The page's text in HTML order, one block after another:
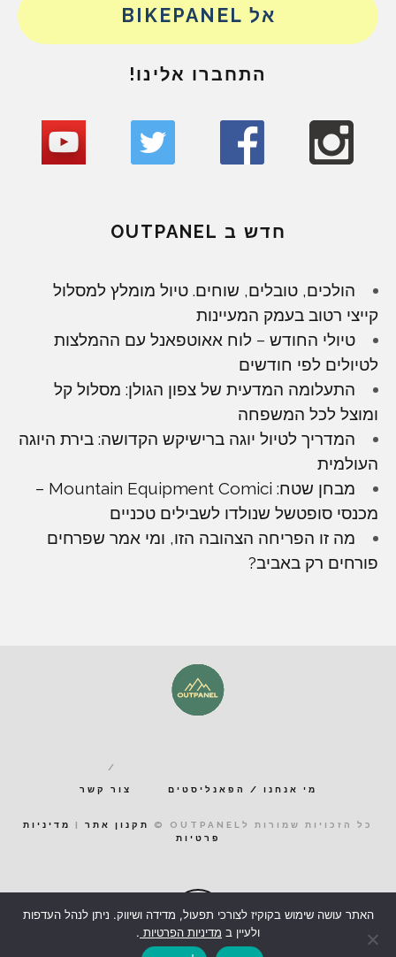
אל BIKEPANEL
התחברו אלינו!
חדש ב OUTPANEL
הולכים, טובלים, שוחים. טיול מומלץ למסלול
קייצי רטוב בעמק המעיינות
טיולי החודש – לוח אאוטפאנל עם ההמלצות
לטיולים לפי חודשים
התעלומה המדעית של צפון הגולן: מסלול קל
ומוצל לכל המשפחה
המדריך לטיול יוגה ברישיקש הקדושה: בירת היוגה
העולמית
מבחן שטח: Mountain Equipment Comici –
מכנסי סופטשל שנולדו לשבילים טכניים
מה זו הפריחה הצהובה הזו, ומי אמר שפרחים
פורחים רק באביב?
מי אנחנו / הפאנליסטים צור קשר
כל הזכויות שמורות לOUTPANEL © תקנון אתר |
מדיניות
פרטיות
האתר עושה שימוש בקוקיז לצורכי תפעול, מדידה ושיווק. ניתן לנהל העדפות
ולעיין ב מדיניות הפרטיות .